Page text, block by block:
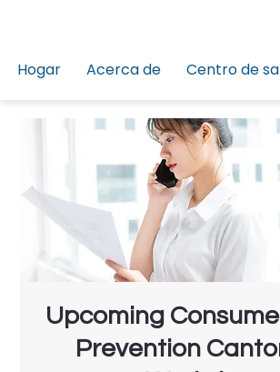
Hogar Acerca de Centro de
Upcoming
Prevention